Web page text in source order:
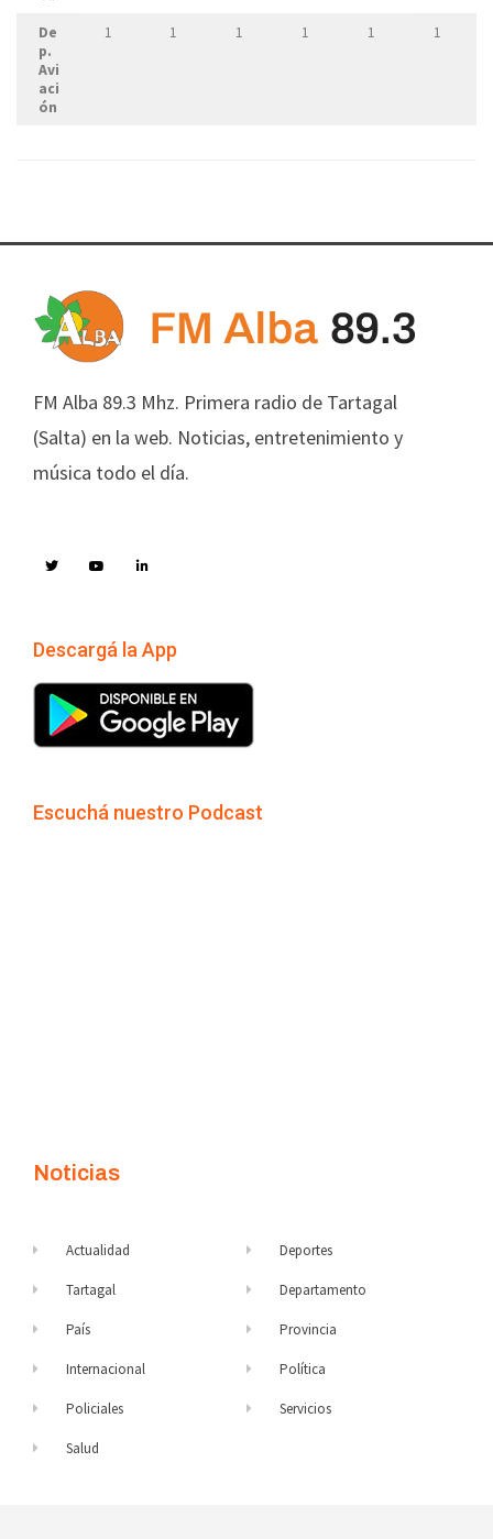
De
p.
Avi
aci
ón
1 1 1 1 1 1
FM Alba 89.3 Mhz. Primera radio de Tartagal
(Salta) en la web. Noticias, entretenimiento y
música todo el día.
Descargá la App
Escuchá nuestro Podcast
Noticias
Actualidad
Tartagal
País
Internacional
Policiales
Salud
Deportes
Departamento
Provincia
Política
Servicios